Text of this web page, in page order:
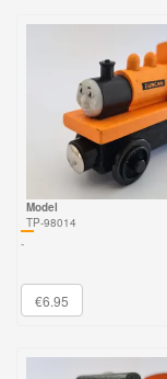
GraviTrax
Little
Dutch
Super
Disney
3
Model
TP-98014
-
€6.95